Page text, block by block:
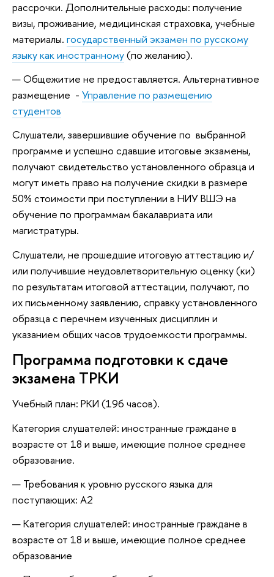
рассрочки. Дополнительные расходы: получение
визы, проживание, медицинская страховка, учебные
материалы. государственный экзамен по русскому
языку как иностранному(по желанию).
Общежитие не предоставляется. Альтернативное
размещение - Управление по размещению
студентов
Слушатели, завершившие обучение по выбранной
программе и успешно сдавшие итоговые экзамены,
получают свидетельство установленного образца и
могут иметь право на получение скидки в размере
50% стоимости при поступлении в НИУ ВШЭ на
обучение по программам бакалавриата или
магистратуры.
Слушатели, не прошедшие итоговую аттестацию и/
или получившие неудовлетворительную оценку (ки)
по результатам итоговой аттестации, получают, по
их письменному заявлению, справку установленного
образца с перечнем изученных дисциплин и
указанием общих часов трудоемкости программы.
Программа подготовки к сдаче
экзамена ТРКИ
Учебный план: РКИ (196 часов).
Категория слушателей: иностранные граждане в
возрасте от 18 и выше, имеющие полное среднее
образование.
Требования к уровню русского языка для
поступающих: A2
Категория слушателей: иностранные граждане в
возрасте от 18 и выше, имеющие полное среднее
образование